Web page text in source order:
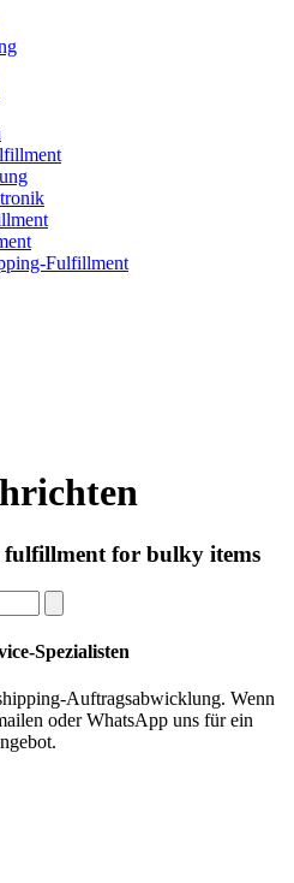
Fulfillment
fulfillment for bulky items
Spezialisten
Auftragsabwicklung. Wenn
oder WhatsApp uns für ein